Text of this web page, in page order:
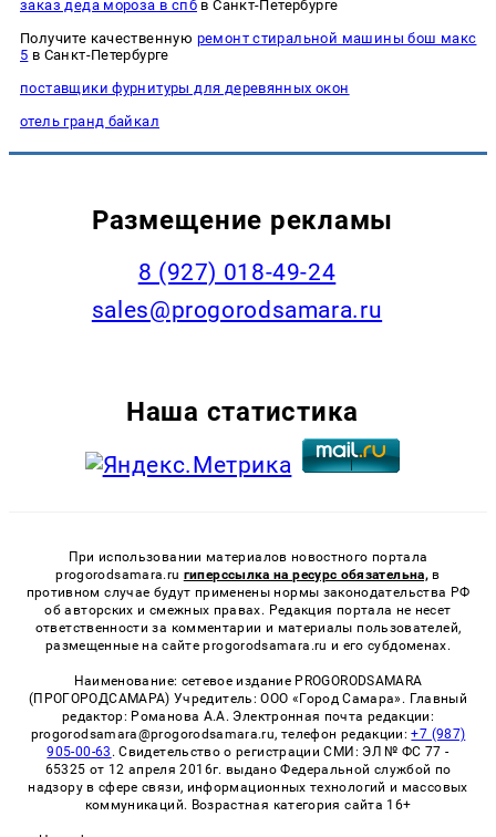
заказ деда мороза в спбв Санкт-Петербурге
Получите качественную ремонт стиральной машины бош макс
5 в Санкт-Петербурге
поставщики фурнитуры для деревянных окон
отель гранд байкал
Размещение рекламы
8 (927) 018-49-24
sales@progorodsamara.ru
Наша статистика
При использовании материалов новостного портала
progorodsamara.ru гиперссылка на ресурс обязательна, в
противном случае будут применены нормы законодательства РФ
об авторских и смежных правах. Редакция портала не несет
ответственности за комментарии и материалы пользователей,
размещенные на сайте progorodsamara.ru и его субдоменах.
Наименование: сетевое издание PROGORODSAMARA
(ПРОГОРОДСАМАРА) Учредитель: ООО «Город Самара». Главный
редактор: Романова А.А. Электронная почта редакции:
progorodsamara@progorodsamara.ru, телефон редакции:+7 (987)
905-00-63 . Свидетельство о регистрации СМИ: ЭЛ № ФС 77 -
65325 от 12 апреля 2016г. выдано Федеральной службой по
надзору в сфере связи, информационных технологий и массовых
коммуникаций. Возрастная категория сайта 16+